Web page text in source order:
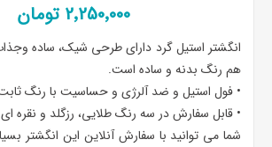
2٬250٬000 تومان
انگشتر استیل گرد دارای طرحی شیک، ساده
هم رنگ بدنه و ساده است.
• فول استیل و ضد آلرژی و حساسیت با رنگ
• قابل سفارش در سه رنگ طلایی، رزگلد و نقره
شما می توانید با سفارش آنلاین این انگشتر